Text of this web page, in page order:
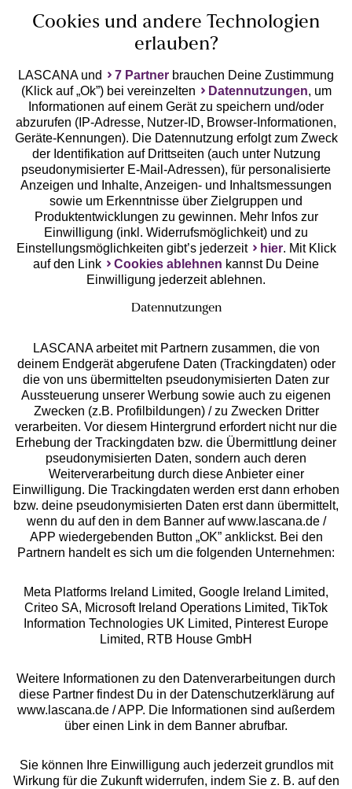
Geprüfte Sicherheit
Unsere Apps
Services
Beratung
Über uns
Rechtliches
Alle Preise inkl. MwSt., zzgl.
Versandkosten
** Bonität vorausgesetzt, berechtigt zur Bonitätsprüfung
Cookies und andere Technologien
erlauben?
LASCANA und 7 Partner brauchen Deine Zustimmung
(Klick auf „Ok”) bei vereinzelten
Datennutzungen, um
Informationen auf einem Gerät zu speichern und/oder
abzurufen (IP-Adresse, Nutzer-ID, Browser-Informationen,
Geräte-Kennungen). Die Datennutzung erfolgt zum Zweck
der Identifikation auf Drittseiten (auch unter Nutzung
pseudonymisierter E-Mail-Adressen), für personalisierte
Anzeigen und Inhalte, Anzeigen- und Inhaltsmessungen
sowie um Erkenntnisse über Zielgruppen und
Produktentwicklungen zu gewinnen. Mehr Infos zur
Einwilligung (inkl. Widerrufsmöglichkeit) und zu
Einstellungsmöglichkeiten gibt’s jederzeit
hier. Mit Klick
auf den Link
Cookies ablehnen kannst Du Deine
Einwilligung jederzeit ablehnen.
Datennutzungen
LASCANA arbeitet mit Partnern zusammen, die von
deinem Endgerät abgerufene Daten (Trackingdaten) oder
die von uns übermittelten pseudonymisierten Daten zur
Aussteuerung unserer Werbung sowie auch zu eigenen
Zwecken (z.B. Profilbildungen) / zu Zwecken Dritter
verarbeiten. Vor diesem Hintergrund erfordert nicht nur die
Erhebung der Trackingdaten bzw. die Übermittlung deiner
pseudonymisierten Daten, sondern auch deren
Weiterverarbeitung durch diese Anbieter einer
Einwilligung. Die Trackingdaten werden erst dann erhoben
bzw. deine pseudonymisierten Daten erst dann übermittelt,
wenn du auf den in dem Banner auf www.lascana.de /
APP wiedergebenden Button „OK” anklickst. Bei den
Partnern handelt es sich um die folgenden Unternehmen:
Meta Platforms Ireland Limited, Google Ireland Limited,
Criteo SA, Microsoft Ireland Operations Limited, TikTok
Information Technologies UK Limited, Pinterest Europe
Limited, RTB House GmbH
Weitere Informationen zu den Datenverarbeitungen durch
diese Partner findest Du in der Datenschutzerklärung auf
www.lascana.de / APP. Die Informationen sind außerdem
über einen Link in dem Banner abrufbar.
Sie können Ihre Einwilligung auch jederzeit grundlos mit
Wirkung für die Zukunft widerrufen, indem Sie z. B. auf den